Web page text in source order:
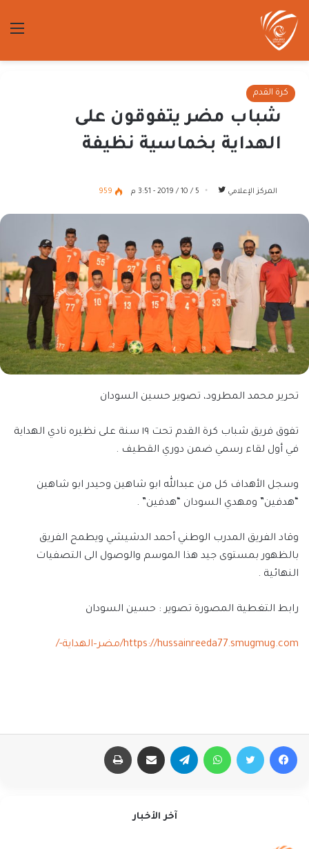
كرة القدم
شباب مضر يتفوقون على
الهداية بخماسية نظيفة
المركز الإعلامي
تابع
5 / 10 / 2019 - 3:51 م 959
تحرير محمد المطرود، تصوير حسين السودان
تفوق فريق شباب كرة القدم تحت ١٩ سنة على نظيره نادي الهداية
في أول لقاء رسمي ضمن دوري القطيف .
وسجل الأهداف كل من عبدالله ابو شاهين وحيدر ابو شاهين
“هدفين” ومهدي السودان “هدفين” .
وقاد الفريق المدرب الوطني أحمد الدشيشي ويطمح الفريق
بالظهور بمستوى جيد هذا الموسم والوصول الى التصفيات
النهائية .
رابط التغطية المصورة تصوير : حسين السودان
https://hussainreeda77.smugmug.com/مضر–الهداية-/
فيسبوك تويتر واتساب تيلقرام مشاركة عبر البريد
آخر الأخبار